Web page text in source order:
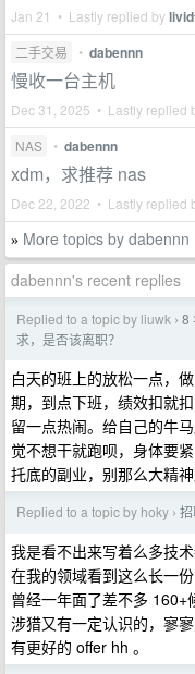
Jan 21 • Lastly replied by
二手交易 • dabennn
慢收一台主机
Dec 31, 2025 • Lastly replied
NAS • dabennn
xdm，求推荐 nas
Dec 22, 2022 • Lastly replied
» More topics by dabennn
dabennn's recent replies
Replied to a topic by liuwk › 8
求，是否该离职？
白天的班上的放松一点，
期，到点下班，绩效扣就
留一点热闹。给自己的牛
觉不想干就跑呗，身体要
托底的副业，别那么大精
Replied to a topic by hoky ›
我是看不出来写着么多技
在我的领域看到这么长一
曾经一年面了差不多
涉猎又有一定认识的，寥
有更好的 offer hh 。